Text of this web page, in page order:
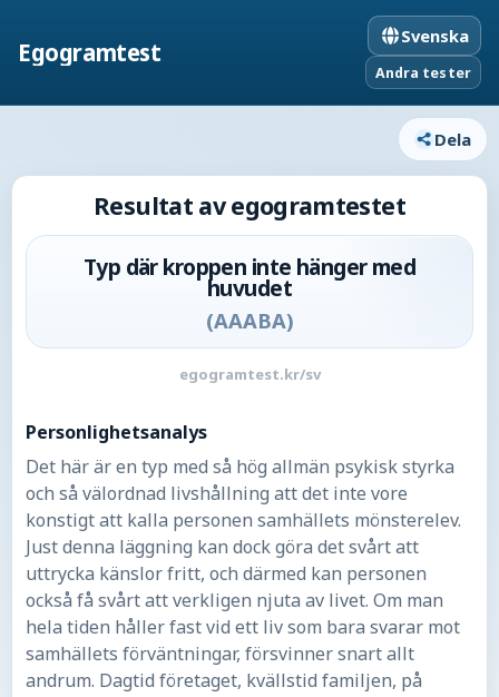
Egogramtest
Svenska
Andra tester
Dela
Resultat av egogramtestet
Typ där kroppen inte hänger med
huvudet
(AAABA)
egogramtest.kr/sv
Personlighetsanalys
Det här är en typ med så hög allmän psykisk styrka
och så välordnad livshållning att det inte vore
konstigt att kalla personen samhällets mönsterelev.
Just denna läggning kan dock göra det svårt att
uttrycka känslor fritt, och därmed kan personen
också få svårt att verkligen njuta av livet. Om man
hela tiden håller fast vid ett liv som bara svarar mot
samhällets förväntningar, försvinner snart allt
andrum. Dagtid företaget, kvällstid familjen, på